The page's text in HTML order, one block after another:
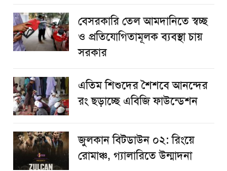
বেসরকারি তেল আমদানিতে স্বচ্ছ
ও প্রতিযোগিতামূলক ব্যবস্থা চায়
সরকার
এতিম শিশুদের শৈশবে আনন্দের
রং ছড়াচ্ছে এবিজি ফাউন্ডেশন
জুলকান বিটডাউন ০২: রিংয়ে
রোমাঞ্চ, গ্যালারিতে উন্মাদনা